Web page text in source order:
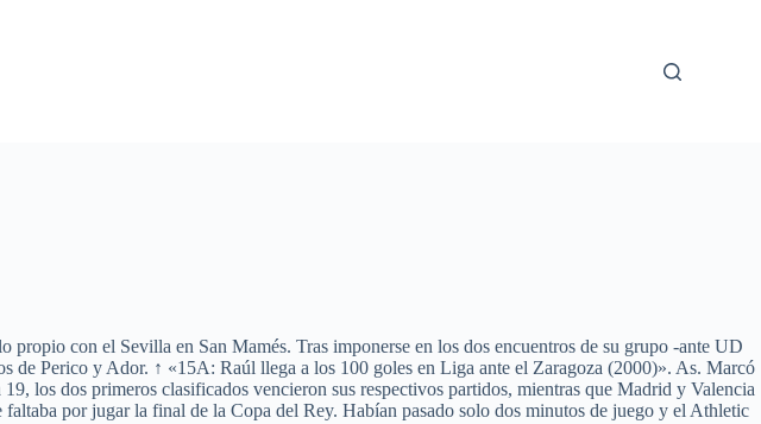
con el Sevilla en San Mamés. Tras imponerse en los dos encuentros de su grupo -ante UD
Perico y Ador. ↑ «15A: Raúl llega a los 100 goles en Liga ante el Zaragoza (2000)». As. Marcó
los dos primeros clasificados vencieron sus respectivos partidos, mientras que Madrid y Valencia
por jugar la final de la Copa del Rey. Habían pasado solo dos minutos de juego y el Athletic